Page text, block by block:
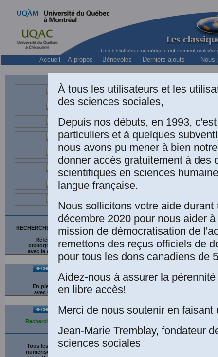
Accueil À propos Bénévoles Derniers ajouts Nous
RECHERCHE SUR LE SITE
Références
bibliographiques
avec le catalogue
En plein texte
avec G gle
Recherche avancée
Tous les ouvrages
numérisés de cette
Jean Blouin
Jean Blouin
Montréal:
232 pp.
édition
Livre
À tous les utilisateurs et les
des sciences sociales,
Depuis nos débuts, en 1993,
particuliers et à quelques
nous avons pu mener à bien
donner accès gratuitement à des
scientifiques en sciences
langue française.
Nous sollicitons votre aide durant
décembre 2020 pour nous aider
mission de démocratisation de
remettons des reçus officiels de
pour tous les dons canadiens de
Aidez-nous à assurer la
en libre accès!
Merci de nous soutenir en faisant
Jean-Marie Tremblay, fondateur
sciences sociales